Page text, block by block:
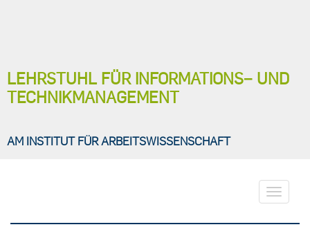
LEHRSTUHL FÜR INFORMATIONS− UND
TECHNIKMANAGEMENT
AM INSTITUT FÜR ARBEITSWISSENSCHAFT
Toggle